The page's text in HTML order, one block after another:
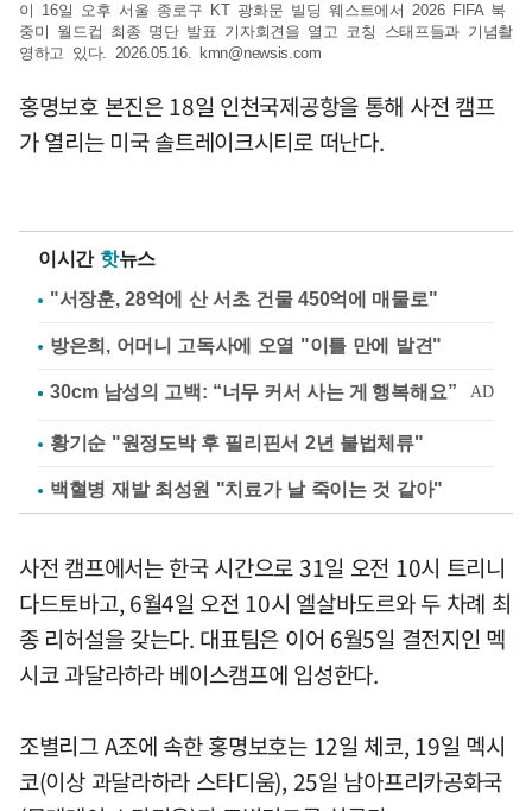
이 16일 오후 서울 종로구 KT 광화문 빌딩 웨스트에서 2026 FIFA 북
중미 월드컵 최종 명단 발표 기자회견을 열고 코칭 스태프들과 기념촬
영하고 있다. 2026.05.16. kmn@newsis.com
홍명보호 본진은 18일 인천국제공항을 통해 사전 캠프
가 열리는 미국 솔트레이크시티로 떠난다.
이시간 핫뉴스
"서장훈, 28억에 산 서초 건물 450억에 매물로"
방은희, 어머니 고독사에 오열 "이틀 만에 발견"
황기순 "원정도박 후 필리핀서 2년 불법체류"
백혈병 재발 최성원 "치료가 날 죽이는 것 같아"
사전 캠프에서는 한국 시간으로 31일 오전 10시 트리니
다드토바고, 6월4일 오전 10시 엘살바도르와 두 차례 최
종 리허설을 갖는다. 대표팀은 이어 6월5일 결전지인 멕
시코 과달라하라 베이스캠프에 입성한다.
조별리그 A조에 속한 홍명보호는 12일 체코, 19일 멕시
코(이상 과달라하라 스타디움), 25일 남아프리카공화국